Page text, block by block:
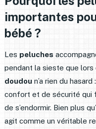
importantes
bébé ?
Les peluches
pendant la sieste que lors
doudoun’a rien du
confort et de sécurité qui
de s’endormir. Bien plus
agit comme un véritable